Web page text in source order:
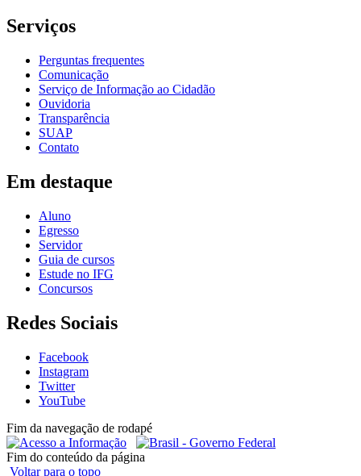
Serviços
Perguntas frequentes
Comunicação
Serviço de Informação ao Cidadão
Ouvidoria
Transparência
SUAP
Contato
Em destaque
Aluno
Egresso
Servidor
Guia de cursos
Estude no IFG
Concursos
Redes Sociais
Facebook
Instagram
Twitter
YouTube
Fim da navegação de rodapé
Fim do conteúdo da página
Voltar para o topo